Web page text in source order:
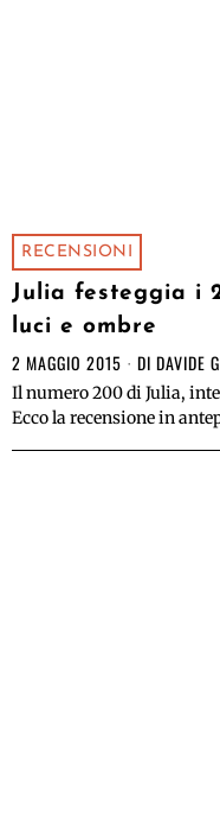
RECENSIONI
Julia festeggia i
luci e ombre
2 MAGGIO 2015 DI DAVIDE
Il numero 200 di Julia,
Ecco la recensione in